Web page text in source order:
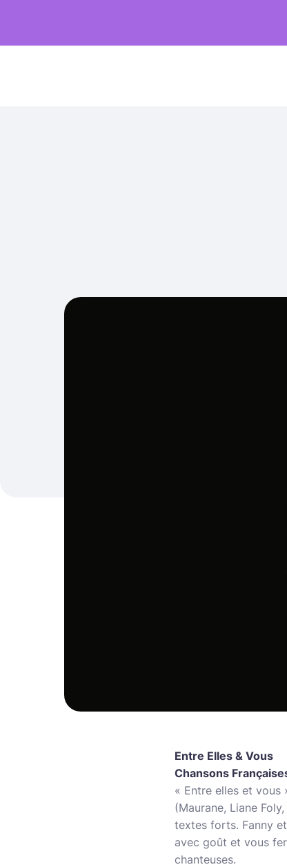
Entre Elles & Vous
Chansons
« Entre elles et vous
(Maurane, Liane
textes forts. Fanny
avec goût et vous
chanteuses.